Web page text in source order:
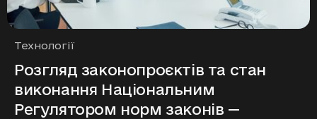
Рубрики
Технології
Розгляд законопроєктів та стан
виконання Національним
Регулятором норм законів —